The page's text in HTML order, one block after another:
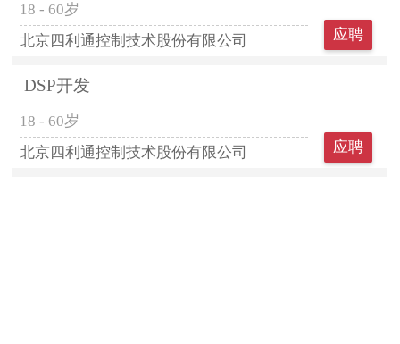
18 - 60岁
北京四利通控制技术股份有限公司
应聘
DSP开发
18 - 60岁
北京四利通控制技术股份有限公司
应聘